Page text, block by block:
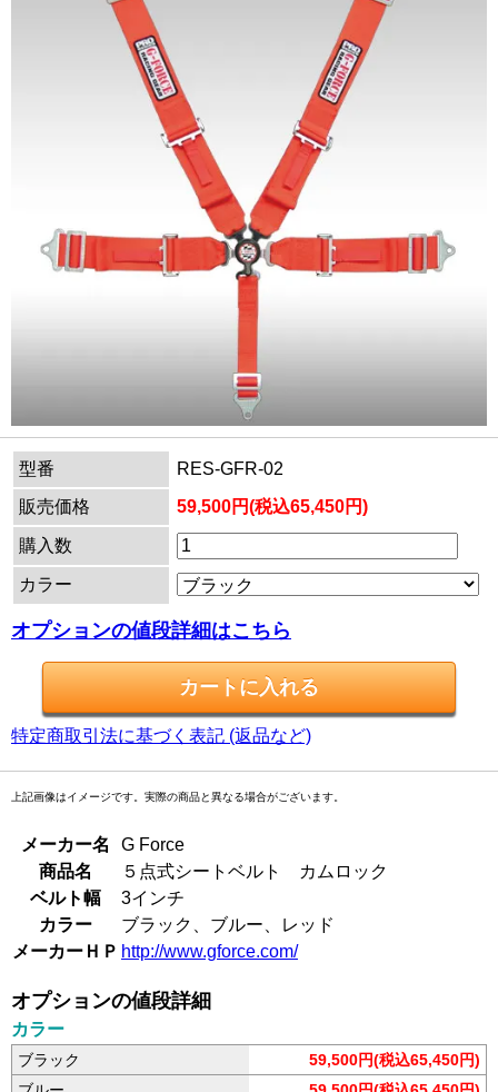
型番
RES-GFR-02
販売価格
59,500円(税込65,450円)
購入数
カラー
オプションの値段詳細はこちら
特定商取引法に基づく表記 (返品など)
上記画像はイメージです。実際の商品と異なる場合がございます。
メーカー名
G Force
商品名
５点式シートベルト カムロック
ベルト幅
3インチ
カラー
ブラック、ブルー、レッド
メーカーＨＰ http://www.gforce.com/
オプションの値段詳細
カラー
ブラック
59,500円(税込65,450円)